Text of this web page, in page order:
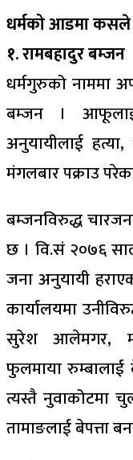
धर्मको आडमा
१. रामबहादुर बम्जन
धर्मगुरुको नाममा
बम्जन ।
अनुयायीलाई
मंगलबार पक्राउ
बम्जनविरुद्ध
छ । वि.सं २०७६
जना अनुयायी
कार्यालयमा
सुरेश आलेमगर,
फुलमाया रुम्बालाई
त्यस्तै नुवाकोटमा
तामाङलाई बेपत्ता